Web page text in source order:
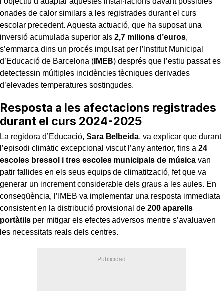
onades de calor similars a les registrades durant el curs
escolar precedent. Aquesta actuació, que ha suposat una
inversió acumulada superior als 2,7 milions d’euros,
s’emmarca dins un procés impulsat per l’Institut Municipal
d’Educació de Barcelona ( IMEB) després que l’estiu passat es
detectessin múltiples incidències tècniques derivades
d’elevades temperatures sostingudes.
Resposta a les afectacions registrades
durant el curs 2024-2025
La regidora d’Educació, Sara Belbeida, va explicar que durant
l’episodi climàtic excepcional viscut l’any anterior, fins a 24
escoles bressol i tres escoles municipals de música van
patir fallides en els seus equips de climatització, fet que va
generar un increment considerable dels graus a les aules. En
conseqüència, l’IMEB va implementar una resposta immediata
consistent en la distribució provisional de 200 aparells
portàtils per mitigar els efectes adversos mentre s’avaluaven
les necessitats reals dels centres.